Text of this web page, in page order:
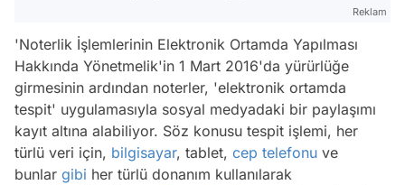
Reklam
'Noterlik İşlemlerinin Elektronik Ortamda Yapılması
Hakkında Yönetmelik'in 1 Mart 2016'da yürürlüğe
girmesinin ardından noterler, 'elektronik ortamda
tespit' uygulamasıyla sosyal medyadaki bir paylaşımı
kayıt altına alabiliyor. Söz konusu tespit işlemi, her
türlü veri için, bilgisayar, tablet, cep telefonu ve
bunlar gibi her türlü donanım kullanılarak